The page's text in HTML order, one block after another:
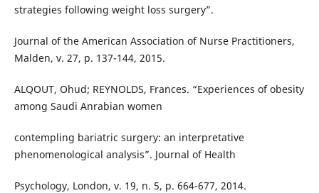
strategies following weight loss surgery”.
Journal of the American Association of Nurse Practitioners,
Malden, v. 27, p. 137-144, 2015.
ALQOUT, Ohud; REYNOLDS, Frances. “Experiences of obesity
among Saudi Anrabian women
contempling bariatric surgery: an interpretative
phenomenological analysis”. Journal of Health
Psychology, London, v. 19, n. 5, p. 664-677, 2014.